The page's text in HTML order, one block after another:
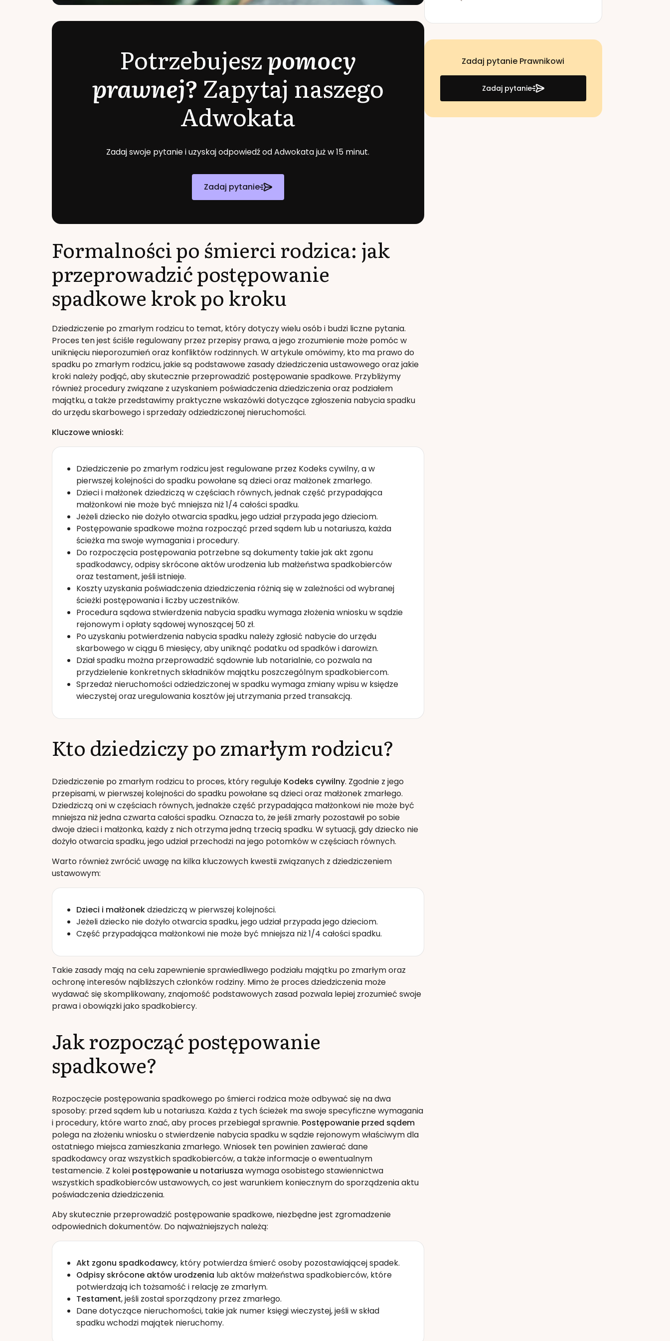
Potrzebujeszpomocy
prawnej?Zapytaj naszego
Adwokata
Zadaj swoje pytanie i uzyskaj odpowiedź od Adwokata już w 15 minut.
Zadaj pytanie
Formalności po śmierci rodzica: jak
przeprowadzić postępowanie
spadkowe krok po kroku
Dziedziczenie po zmarłym rodzicu to temat, który dotyczy wielu osób i budzi liczne pytania.
Proces ten jest ściśle regulowany przez przepisy prawa, a jego zrozumienie może pomóc w
uniknięciu nieporozumień oraz konfliktów rodzinnych. W artykule omówimy, kto ma prawo do
spadku po zmarłym rodzicu, jakie są podstawowe zasady dziedziczenia ustawowego oraz jakie
kroki należy podjąć, aby skutecznie przeprowadzić postępowanie spadkowe. Przybliżymy
również procedury związane z uzyskaniem poświadczenia dziedziczenia oraz podziałem
majątku, a także przedstawimy praktyczne wskazówki dotyczące zgłoszenia nabycia spadku
do urzędu skarbowego i sprzedaży odziedziczonej nieruchomości.
Kluczowe wnioski:
Dziedziczenie po zmarłym rodzicu jest regulowane przez Kodeks cywilny, a w
pierwszej kolejności do spadku powołane są dzieci oraz małżonek zmarłego.
Dzieci i małżonek dziedziczą w częściach równych, jednak część przypadająca
małżonkowi nie może być mniejsza niż 1/4 całości spadku.
Jeżeli dziecko nie dożyło otwarcia spadku, jego udział przypada jego dzieciom.
Postępowanie spadkowe można rozpocząć przed sądem lub u notariusza, każda
ścieżka ma swoje wymagania i procedury.
Do rozpoczęcia postępowania potrzebne są dokumenty takie jak akt zgonu
spadkodawcy, odpisy skrócone aktów urodzenia lub małżeństwa spadkobierców
oraz testament, jeśli istnieje.
Koszty uzyskania poświadczenia dziedziczenia różnią się w zależności od wybranej
ścieżki postępowania i liczby uczestników.
Procedura sądowa stwierdzenia nabycia spadku wymaga złożenia wniosku w sądzie
rejonowym i opłaty sądowej wynoszącej 50 zł.
Po uzyskaniu potwierdzenia nabycia spadku należy zgłosić nabycie do urzędu
skarbowego w ciągu 6 miesięcy, aby uniknąć podatku od spadków i darowizn.
Dział spadku można przeprowadzić sądownie lub notarialnie, co pozwala na
przydzielenie konkretnych składników majątku poszczególnym spadkobiercom.
Sprzedaż nieruchomości odziedziczonej w spadku wymaga zmiany wpisu w księdze
wieczystej oraz uregulowania kosztów jej utrzymania przed transakcją.
Kto dziedziczy po zmarłym rodzicu?
Dziedziczenie po zmarłym rodzicu to proces, który reguluje Kodeks cywilny. Zgodnie z jego
przepisami, w pierwszej kolejności do spadku powołane są dzieci oraz małżonek zmarłego.
Dziedziczą oni w częściach równych, jednakże część przypadająca małżonkowi nie może być
mniejsza niż jedna czwarta całości spadku. Oznacza to, że jeśli zmarły pozostawił po sobie
dwoje dzieci i małżonka, każdy z nich otrzyma jedną trzecią spadku. W sytuacji, gdy dziecko nie
dożyło otwarcia spadku, jego udział przechodzi na jego potomków w częściach równych.
Warto również zwrócić uwagę na kilka kluczowych kwestii związanych z dziedziczeniem
ustawowym:
Dzieci i małżonekdziedziczą w pierwszej kolejności.
Jeżeli dziecko nie dożyło otwarcia spadku, jego udział przypada jego dzieciom.
Część przypadająca małżonkowi nie może być mniejsza niż 1/4 całości spadku.
Takie zasady mają na celu zapewnienie sprawiedliwego podziału majątku po zmarłym oraz
ochronę interesów najbliższych członków rodziny. Mimo że proces dziedziczenia może
wydawać się skomplikowany, znajomość podstawowych zasad pozwala lepiej zrozumieć swoje
prawa i obowiązki jako spadkobiercy.
Jak rozpocząć postępowanie
spadkowe?
Rozpoczęcie postępowania spadkowego po śmierci rodzica może odbywać się na dwa
sposoby: przed sądem lub u notariusza. Każda z tych ścieżek ma swoje specyficzne wymagania
i procedury, które warto znać, aby proces przebiegał sprawnie. Postępowanie przed sądem
polega na złożeniu wniosku o stwierdzenie nabycia spadku w sądzie rejonowym właściwym dla
ostatniego miejsca zamieszkania zmarłego. Wniosek ten powinien zawierać dane
spadkodawcy oraz wszystkich spadkobierców, a także informacje o ewentualnym
testamencie. Z kolei postępowanie u notariusza wymaga osobistego stawiennictwa
wszystkich spadkobierców ustawowych, co jest warunkiem koniecznym do sporządzenia aktu
poświadczenia dziedziczenia.
Aby skutecznie przeprowadzić postępowanie spadkowe, niezbędne jest zgromadzenie
odpowiednich dokumentów. Do najważniejszych należą:
Akt zgonu spadkodawcy, który potwierdza śmierć osoby pozostawiającej spadek.
Odpisy skrócone aktów urodzenia lub aktów małżeństwa spadkobierców, które
potwierdzają ich tożsamość i relację ze zmarłym.
Testament, jeśli został sporządzony przez zmarłego.
Dane dotyczące nieruchomości, takie jak numer księgi wieczystej, jeśli w skład
spadku wchodzi majątek nieruchomy.
Zadaj pytanie Prawnikowi
Zadaj pytanie